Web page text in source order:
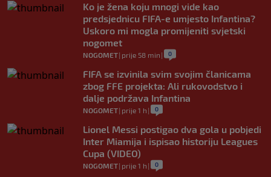
Ko je žena koju mnogi vide kao
predsjednicu FIFA-e umjesto Infantina?
Uskoro mi mogla promijeniti svjetski
nogomet
NOGOMET| prije 58 min | 0
FIFA se izvinila svim svojim članicama
zbog FFE projekta: Ali rukovodstvo i
dalje podržava Infantina
NOGOMET| prije 1 h | 0
Lionel Messi postigao dva gola u pobjedi
Inter Miamija i ispisao historiju Leagues
Cupa (VIDEO)
NOGOMET| prije 1 h | 0